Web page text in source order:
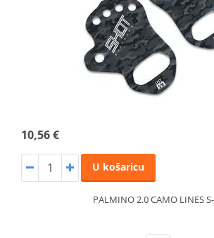
10,56 €
U košaricu
PALMINO 2.0 CAMO LINES